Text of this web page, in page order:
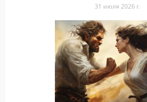
31 июля 2026 г.